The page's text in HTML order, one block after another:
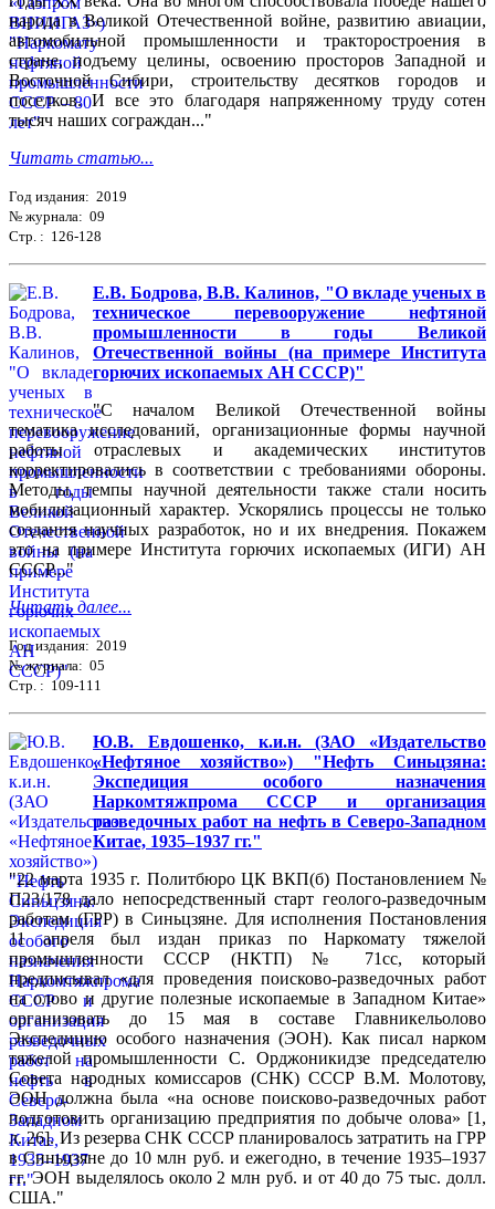
народа в Великой Отечественной войне, развитию авиации,
автомобильной промышленности и тракторостроения в
стране, подъему целины, освоению просторов Западной и
Восточной Сибири, строительству десятков городов и
поселков. И все это благодаря напряженному труду сотен
тысяч наших сограждан..."
Читать статью...
Год издания: 2019
№ журнала: 09
Стр. : 126-128
Е.В. Бодрова, В.В. Калинов, "О вкладе ученых в
техническое перевооружение нефтяной
промышленности в годы Великой
Отечественной войны (на примере Института
горючих ископаемых АН СССР)"
"С началом Великой Отечественной войны
тематика исследований, организационные формы научной
работы отраслевых и академических институтов
корректировались в соответствии с требованиями обороны.
Методы, темпы научной деятельности также стали носить
мобилизационный характер. Ускорялись процессы не только
создания научных разработок, но и их внедрения. Покажем
это на примере Института горючих ископаемых (ИГИ) АН
СССР..."
Читать далее...
Год издания: 2019
№ журнала: 05
Стр. : 109-111
Ю.В. Евдошенко, к.и.н. (ЗАО «Издательство
«Нефтяное хозяйство») "Нефть Синьцзяна:
Экспедиция особого назначения
Наркомтяжпрома СССР и организация
разведочных работ на нефть в Северо-Западном
Китае, 1935–1937 гг."
"22 марта 1935 г. Политбюро ЦК ВКП(б) Постановлением №
П23/178 дало непосредственный старт геолого-разведочным
работам (ГРР) в Синьцзяне. Для исполнения Постановления
11 апреля был издан приказ по Наркомату тяжелой
промышленности СССР (НКТП) № 71сс, который
предписывал «для проведения поисково-разведочных работ
на олово и другие полезные ископаемые в Западном Китае»
организовать до 15 мая в составе Главникельолово
Экспедицию особого назначения (ЭОН). Как писал нарком
тяжелой промышленности С. Орджоникидзе председателю
Совета народных комиссаров (СНК) СССР В.М. Молотову,
ЭОН должна была «на основе поисково-разведочных работ
подготовить организацию предприятия по добыче олова» [1,
л. 26]. Из резерва СНК СССР планировалось затратить на ГРР
в Синьцзяне до 10 млн руб. и ежегодно, в течение 1935–1937
гг. ЭОН выделялось около 2 млн руб. и от 40 до 75 тыс. долл.
США."